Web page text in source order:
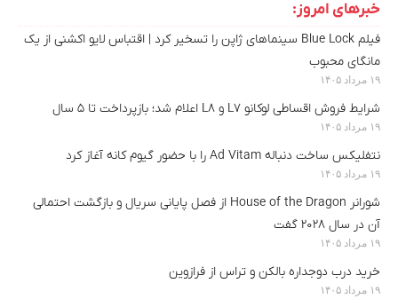
خبرهای امروز:
فیلم Blue Lock سینماهای ژاپن را تسخیر کرد | اقتباس لایو اکشنی از یک
مانگای محبوب
۱۹ مرداد ۱۴۰۵
شرایط فروش اقساطی لوکانو L7 و L8 اعلام شد؛ بازپرداخت تا ۵ سال
۱۹ مرداد ۱۴۰۵
نتفلیکس ساخت دنباله Ad Vitam را با حضور گیوم کانه آغاز کرد
۱۹ مرداد ۱۴۰۵
شورانر House of the Dragon از فصل پایانی سریال و بازگشت احتمالی
آن در سال ۲۰۲۸ گفت
۱۹ مرداد ۱۴۰۵
خرید درب دوجداره بالکن و تراس از فرازوین
۱۹ مرداد ۱۴۰۵